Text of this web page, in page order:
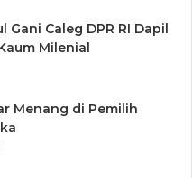
Gani Caleg DPR RI Dapil
Milenial
Menang di Pemilih